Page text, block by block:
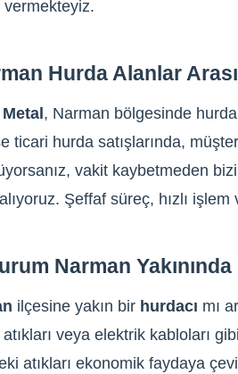
vermekteyiz.
Hurda Alanlar
, Narman bölgesinde
ticari hurda satışlarında,
vakit kaybetmeden
Şeffaf süreç, hızlı
Narman
ilçesine yakın bir hurdacı mı
veya elektrik kabloları
atıkları ekonomik faydaya